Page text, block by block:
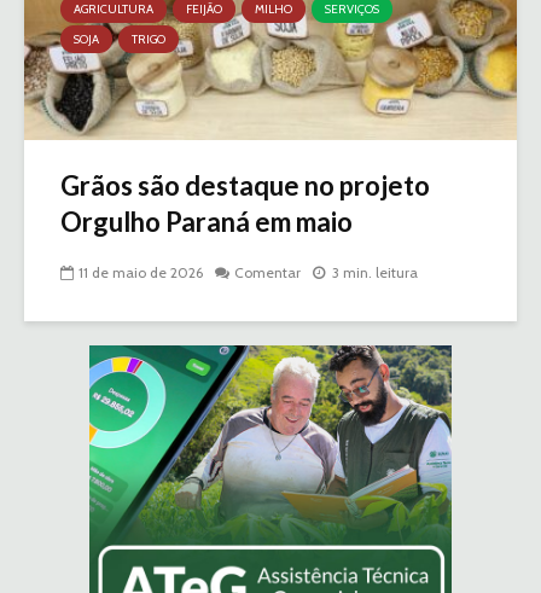
AGRICULTURA FEIJÃO MILHO
SERVIÇOS
SOJA
TRIGO
Grãos são destaque no projeto
Orgulho Paraná em maio
11 de maio de 2026 Comentar 3 min. leitura